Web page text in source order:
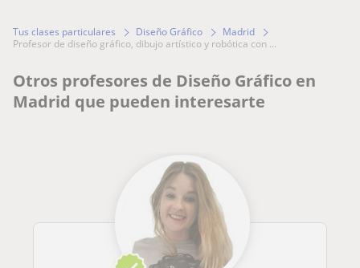
Tus clases particulares Diseño Gráfico
Madrid
profesor de diseño gráfico, dibujo artístico y robótica con ...
Otros profesores de Diseño Gráfico en
Madrid que pueden interesarte